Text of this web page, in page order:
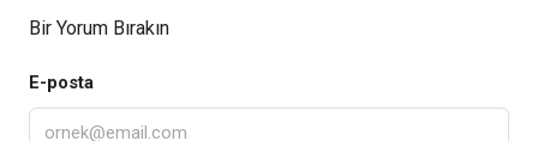
Bir Yorum Bırakın
E-posta